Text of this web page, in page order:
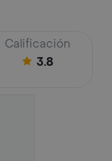
Calificación
3.8